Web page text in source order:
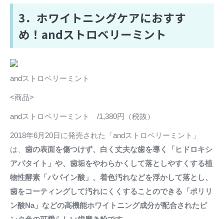
3．ホワイトニングケアにおすす
め！andストロベリーミント
andストロベリーミント
<商品>
andストロベリーミント /1,380円（税抜）
2018年6月20日に発売された「andストロベリーミント」
は、 歯の表面を傷つけず、白く丈夫な歯を導く「ヒドロキシ
アパタイト」や、歯垢をやわらかくして落としやすくする植
物性酵素「パパイン酸」、着色汚れなどを浮かして落とし、
歯をコーティングして汚れにくくすることのできる「ポリリ
ン酸Na」などの高機能ホワイトニング成分が配合されたピ